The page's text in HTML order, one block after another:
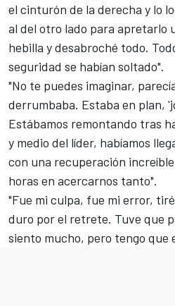
el cinturón de la derecha y lo
al del otro lado para apretarlo
hebilla y desabroché todo.
seguridad se habían soltado".
"No te puedes imaginar,
derrumbaba. Estaba en plan,
Estábamos remontando tras
y medio del líder, habíamos
con una recuperación
horas en acercarnos tanto".
"Fue mi culpa, fue mi error,
duro por el retrete. Tuve que
siento mucho, pero tengo que